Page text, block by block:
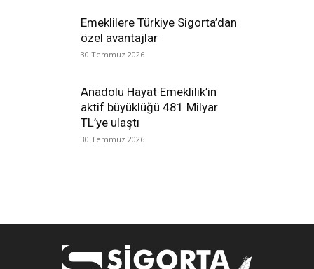
Emeklilere Türkiye Sigorta’dan
özel avantajlar
30 Temmuz 2026
Anadolu Hayat Emeklilik’in
aktif büyüklüğü 481 Milyar
TL’ye ulaştı
30 Temmuz 2026